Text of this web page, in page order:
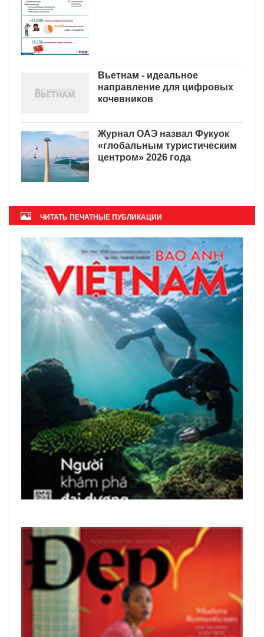
Вьетнам - идеальное
направление для цифровых
кочевников
Журнал ОАЭ назвал Фукуок
«глобальным туристическим
центром» 2026 года
ЧИТАТЬ ПЕЧАТНЫЕ ПУБЛИКАЦИИ